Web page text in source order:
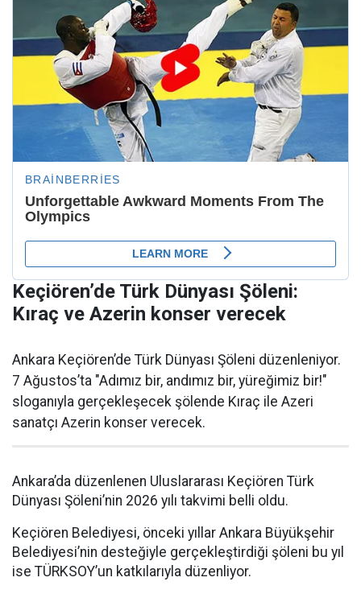
Keçiören’de Türk Dünyası Şöleni:
Kıraç ve Azerin konser verecek
Ankara Keçiören’de Türk Dünyası Şöleni düzenleniyor.
7 Ağustos’ta "Adımız bir, andımız bir, yüreğimiz bir!"
sloganıyla gerçekleşecek şölende Kıraç ile Azeri
sanatçı Azerin konser verecek.
Ankara’da düzenlenen Uluslararası Keçiören Türk
Dünyası Şöleni’nin 2026 yılı takvimi belli oldu.
Keçiören Belediyesi, önceki yıllar Ankara Büyükşehir
Belediyesi’nin desteğiyle gerçekleştirdiği şöleni bu yıl
ise TÜRKSOY’un katkılarıyla düzenliyor.